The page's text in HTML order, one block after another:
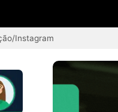
Instagram